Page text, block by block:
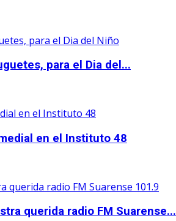
para el Dia del...
en el Instituto 48
querida radio FM Suarense...